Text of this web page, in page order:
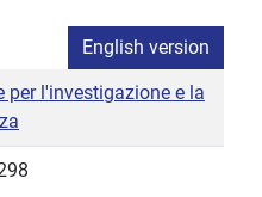
English version
per l'investigazione e la